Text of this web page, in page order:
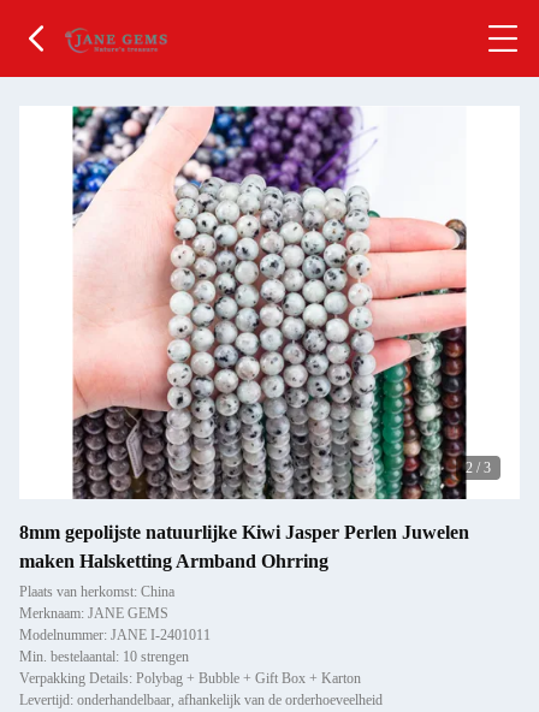
2 / 3
8mm gepolijste natuurlijke Kiwi Jasper Perlen Juwelen
maken Halsketting Armband Ohrring
Plaats van herkomst: China
Merknaam: JANE GEMS
Modelnummer: JANE I-2401011
Min. bestelaantal: 10 strengen
Verpakking Details: Polybag + Bubble + Gift Box + Karton
Levertijd: onderhandelbaar, afhankelijk van de orderhoeveelheid